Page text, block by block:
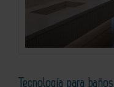
Tecnología para